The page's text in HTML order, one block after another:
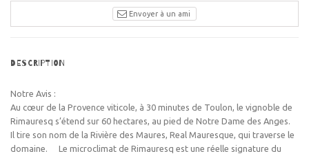
Envoyer à un ami
DESCRIPTION
Notre Avis :
Au cœur de la Provence viticole, à 30 minutes de Toulon, le vignoble de
Rimauresq s’étend sur 60 hectares, au pied de Notre Dame des Anges.
Il tire son nom de la Rivière des Maures, Real Mauresque, qui traverse le
domaine. Le microclimat de Rimauresq est une réelle signature du